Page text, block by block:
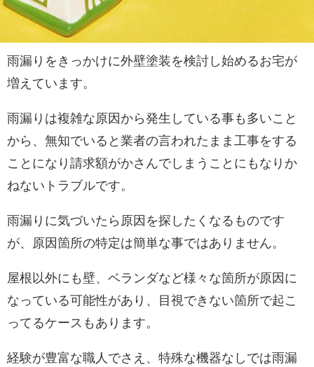
雨漏りをきっかけに外壁塗装を検討し始めるお宅が
増えています。
雨漏りは複雑な原因から発生している事も多いこと
から、無知でいると業者の言われたまま工事をする
ことになり請求額がかさんでしまうことにもなりか
ねないトラブルです。
雨漏りに気づいたら原因を探したくなるものです
が、原因箇所の特定は簡単な事ではありません。
屋根以外にも壁、ベランダなど様々な箇所が原因に
なっている可能性があり、目視できない箇所で起こ
ってるケースもあります。
経験が豊富な職人でさえ、特殊な機器なしでは雨漏